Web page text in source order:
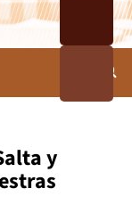
y
a
Investig